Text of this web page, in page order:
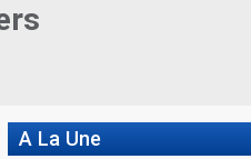
A La Une